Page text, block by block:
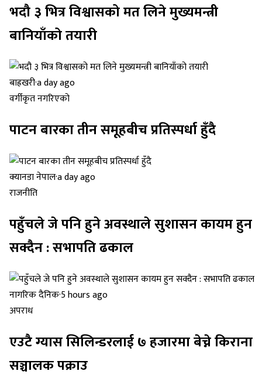
भदौ ३ भित्र विश्वासको मत लिने मुख्यमन्त्री
बानियाँको तयारी
बाह्रखरी·a day ago
वर्गीकृत नगरिएको
पाटन बारका तीन समूहबीच प्रतिस्पर्धा हुँदै
क्यानडा नेपाल·a day ago
राजनीति
पहुँचले जे पनि हुने अवस्थाले सुशासन कायम हुन
सक्दैन : सभापति ढकाल
नागरिक दैनिक·5 hours ago
अपराध
एउटै ग्यास सिलिन्डरलाई ७ हजारमा बेच्ने किराना
सञ्चालक पक्राउ